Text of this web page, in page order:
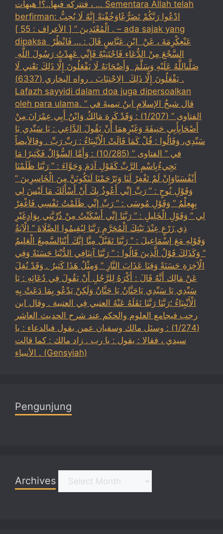
، فتتركه فيها..؟! هيهات … Sementara Allah telah
berfirman: ادْعُوا رَبَّكُمْ تَضَرُّعًاوَخُفْيَةً إِنَّهُ لَا يُحِبُّ
الْمُعْتَدِينَ ” [ الأعراف : 55 ] . – ada sajak yang
dipaksa ‏عَنْ‏‏عِكْرِمَةَ ‏، ‏عَنْ ‏ ‏ابْنِ عَبَّاسٍ ‏‏قَالَ : … فَانْظُرْ ‏‏
السَّجْعَ ‏‏مِنْ الدُّعَاءِ فَاجْتَنِبْهُ فَإِنِّي عَهِدْتُ رَسُولَ اللَّهِ ‏
‏صَلَّىاللَّهُ عَلَيْهِ وَسَلَّمَ ‏ ‏وَأَصْحَابَهُ لَا يَفْعَلُونَ إِلَّا ذَلِكَ ‏‏يَعْنِي لَا
يَفْعَلُونَ إِلَّا ذَلِكَ ‏ ‏الِاجْتِنَابَ . رواه البخاري (6337) .
Lafazh sayyidi dalam doa juga dipersoalkan
oleh para ulama. قال شيخُ الإسلامِ ابنُ تيميةَ في ”
الفتاوى ” (1/207) : وَقَدْ كَرِهَ مَالِكٌ وَابْنُ أَبِي عِمْرَانَ مِنْ
أَصْحَابِأَبِي حَنِيفَةَ وَغَيْرِهِمَا أَنْ يَقُولَ الدَّاعِي : يَا سَيِّدِي يَا
سَيِّدِي، وَقَالُوا : قُلْ كَمَا قَالَتْ الْأَنْبِيَاءُ : رَبِّ رَبِّ . وقالأيضاً
في ” الفتاوى ” (10/285) : وَأَمَّا السُّؤَالُ فَكَثِيرًا مَا
يَجِيءُبِاسْمِ الرَّبِّ كَقَوْلِ آدَمَ وَحَوَّاءَ : ” رَبَّنَا ظَلَمْنَا
أَنْفُسَنَاوَإِنْ لَمْ تَغْفِرْ لَنَا وَتَرْحَمْنَا لَنَكُونَنَّ مِنَ الْخَاسِرِينَ ”
وَقَوْلِ نُوحٍ : ” رَبِّ إنِّي أَعُوذُ بِكَ أَنْ أَسْأَلَكَ مَا لَيْسَ لِي
بِهِعِلْمٌ ” وَقَوْلِ مُوسَى : ” رَبِّ إنِّي ظَلَمْتُ نَفْسِي فَاغْفِرْ
لِي ” وَقَوْلِ الْخَلِيلِ : ” رَبَّنَا إنِّي أَسْكَنْتُ مِنْ ذُرِّيَّتِي بِوَادٍغَيْرِ
ذِي زَرْعٍ عِنْدَ بَيْتِكَ الْمُحَرَّمِ رَبَّنَا لِيُقِيمُوا الصَّلَاةَ ” الْآيَةُ
وَقَوْلِهِ مَعَ إسْمَاعِيلَ : ” رَبَّنَا تَقَبَّلْ مِنَّا إنَّكَ أَنْتَالسَّمِيعُ الْعَلِيمُ
” وَكَذَلِكَ قَوْلُ الَّذِينَ قَالُوا : ” رَبَّنَا آتِنَافِي الدُّنْيَا حَسَنَةً وَفِي
الْآخِرَةِ حَسَنَةً وَقِنَا عَذَابَ النَّارِ ” وَمِثْلُ هَذَا كَثِيرٌ . وَقَدْ نُقِلَ
عَنْ مَالِك أَنَّهُ قَالَ : أَكْرَهُ لِلرَّجُلِ أَنْ يَقُولَ فِي دُعَائِهِ : يَا
سَيِّدِي يَا سَيِّدِي يَاحَنَّانُ يَا حَنَّانُ وَلَكِنْ يَدْعُو بِمَا دَعَتْ بِهِ
الْأَنْبِيَاءُ ؛رَبَّنَا رَبَّنَا نَقَلَهُ عَنْهُ العتبي فِي العتبية . وقال ابن
رجب فيجامع العلوم والحكم عند شرح الحديث العاشر
(1/274) : وسئل مالك وسفيان عمن يقول فيالدعاء : يا
سيدي ، فقالا : يقول : يا رب . زاد مالك : كما قالت
الأنبياء . (Gensyiah)
Pengunjung
Archives Archives